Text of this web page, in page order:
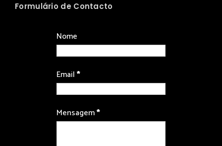
Formulário de Contacto
Nome
Email*
Mensagem*